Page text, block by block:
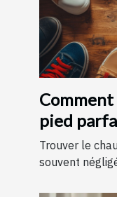
Comment
pied
de
Trouver le
souvent